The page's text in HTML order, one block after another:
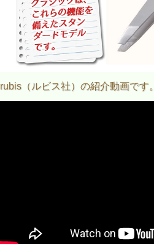
rubis（ルビス社）の紹介動画です。